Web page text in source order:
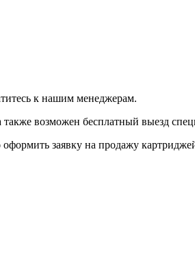
к нашим менеджерам.
возможен бесплатный выезд
заявку на продажу